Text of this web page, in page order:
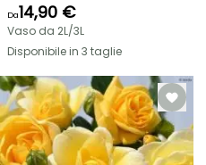
Da14,90 €
Vaso da 2L/3L
Disponibile in 3 taglie